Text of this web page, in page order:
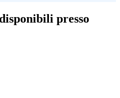
presso